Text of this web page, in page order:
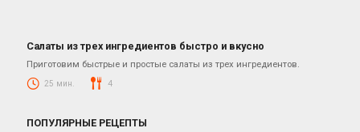
Салаты
Салаты из трех ингредиентов быстро и вкусно
Приготовим быстрые и простые салаты из трех ингредиентов.
25 мин. 4
ПОПУЛЯРНЫЕ РЕЦЕПТЫ